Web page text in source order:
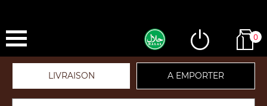
0
LIVRAISON A EMPORTER